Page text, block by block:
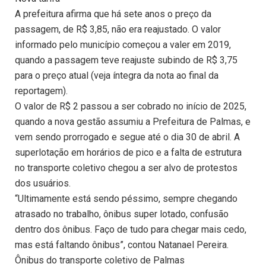
A prefeitura afirma que há sete anos o preço da
passagem, de R$ 3,85, não era reajustado. O valor
informado pelo município começou a valer em 2019,
quando a passagem teve reajuste subindo de R$ 3,75
para o preço atual (veja íntegra da nota ao final da
reportagem).
O valor de R$ 2 passou a ser cobrado no início de 2025,
quando a nova gestão assumiu a Prefeitura de Palmas, e
vem sendo prorrogado e segue até o dia 30 de abril. A
superlotação em horários de pico e a falta de estrutura
no transporte coletivo chegou a ser alvo de protestos
dos usuários.
“Ultimamente está sendo péssimo, sempre chegando
atrasado no trabalho, ônibus super lotado, confusão
dentro dos ônibus. Faço de tudo para chegar mais cedo,
mas está faltando ônibus”, contou Natanael Pereira.
Ônibus do transporte coletivo de Palmas